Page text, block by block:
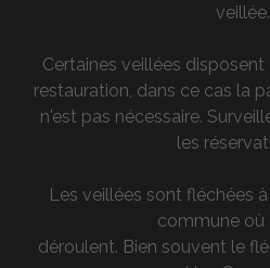
veillée.
Certaines veillées disposent
restauration, dans ce cas la
n'est pas nécessaire.
les
Les veillées sont fléchées
commune où
déroulent. Bien souvent le